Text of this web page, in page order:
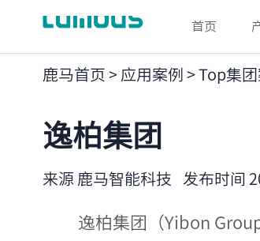
首页
鹿马首页 > 应用案例 > Top集团
逸柏集团
来源 鹿马智能科技 发布时间
逸柏集团（Yibon